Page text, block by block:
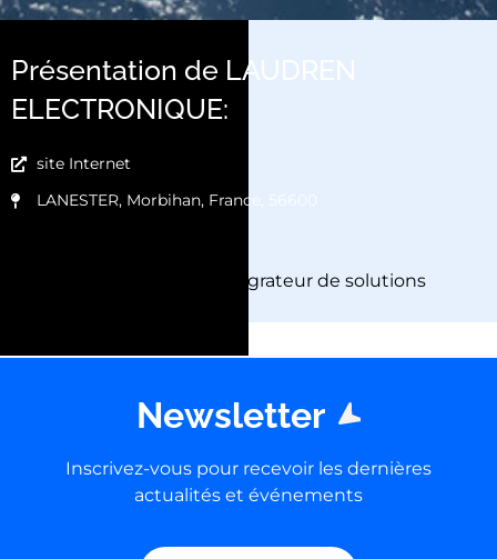
Présentation de LAUDREN
ELECTRONIQUE:
site Internet
LANESTER, Morbihan, France, 56600
Fabricant et intégrateur de solutions
Newsletter
Inscrivez-vous pour recevoir les dernières
actualités et événements